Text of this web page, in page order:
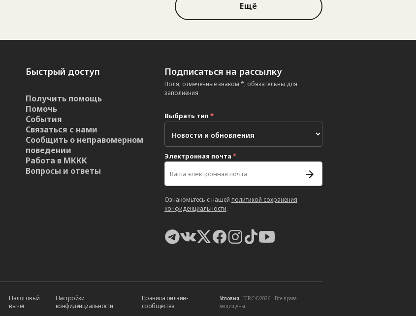
Ещё
Быстрый доступ
Получить помощь
Помочь
События
Связаться с нами
Сообщить о неправомерном
поведении
Работа в МККК
Вопросы и ответы
Подписаться на рассылку
Поля, отмеченные знаком *, обязательны для
заполнения
Выбрать тип *
Электронная почта *
Ознакомьтесь с нашей политикой сохранения
конфиденциальности.
Налоговый
вычет
Настройки
конфиденциальности
Правила онлайн-
сообщества
Условия - ICRC ©2026 - Все права
защищены